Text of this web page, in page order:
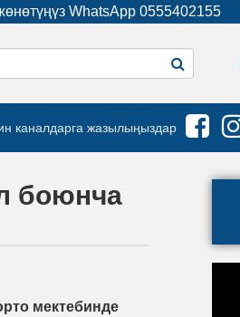
WhatsApp 0555402155
каналдарга жазылыңыздар
боюнча
мектебинде